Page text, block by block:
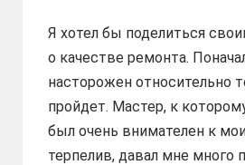
Я хотел бы поделиться
о качестве ремонта.
насторожен относительно
пройдет. Мастер, к
был очень внимателен к
терпелив, давал мне много